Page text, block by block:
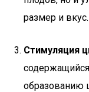
размер и вкус.
Стимуляция
образованию